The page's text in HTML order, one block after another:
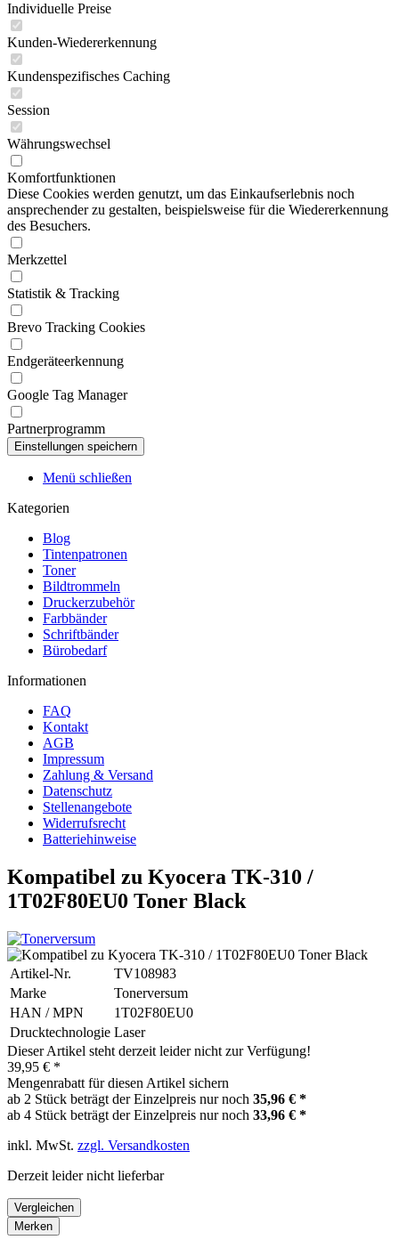
Individuelle Preise
Kunden-Wiedererkennung
Kundenspezifisches Caching
Session
Währungswechsel
Komfortfunktionen
Diese Cookies werden genutzt, um das Einkaufserlebnis noch
ansprechender zu gestalten, beispielsweise für die Wiedererkennung
des Besuchers.
Merkzettel
Statistik & Tracking
Brevo Tracking Cookies
Endgeräteerkennung
Google Tag Manager
Partnerprogramm
Menü schließen
Kategorien
Blog
Tintenpatronen
Toner
Bildtrommeln
Druckerzubehör
Farbbänder
Schriftbänder
Bürobedarf
Informationen
FAQ
Kontakt
AGB
Impressum
Zahlung & Versand
Datenschutz
Stellenangebote
Widerrufsrecht
Batteriehinweise
Kompatibel zu Kyocera TK-310 /
1T02F80EU0 Toner Black
Artikel-Nr.
TV108983
Marke
Tonerversum
HAN / MPN
1T02F80EU0
Drucktechnologie Laser
Dieser Artikel steht derzeit leider nicht zur Verfügung!
39,95 € *
Mengenrabatt für diesen Artikel sichern
ab 2 Stück beträgt der Einzelpreis nur noch 35,96 € *
ab 4 Stück beträgt der Einzelpreis nur noch 33,96 € *
inkl. MwSt. zzgl. Versandkosten
Derzeit leider nicht lieferbar
Vergleichen
Merken